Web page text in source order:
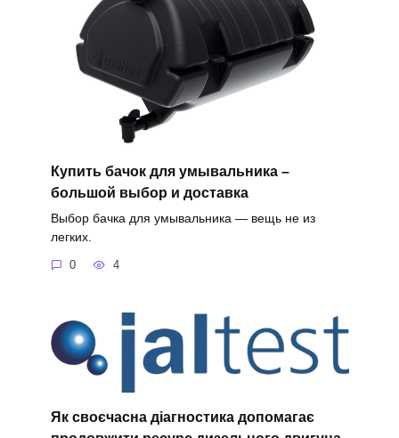
Купить бачок для умывальника –
большой выбор и доставка
Выбор бачка для умывальника — вещь не из
легких.
0 4
Як своєчасна діагностика допомагає